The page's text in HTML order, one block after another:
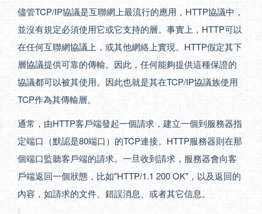
儘管TCP/IP協議是互聯網上最流行的應用，HTTP協議中，
並沒有規定必須使用它或它支持的層。事實上，HTTP可以
在任何互聯網協議上，或其他網絡上實現。HTTP假定其下
層協議提供可靠的傳輸。因此，任何能夠提供這種保證的
協議都可以被其使用。因此也就是其在TCP/IP協議族使用
TCP作為其傳輸層。
通常，由HTTP客戶端發起一個請求，建立一個到服務器指
定端口（默認是80端口）的TCP連接。HTTP服務器則在那
個端口監聽客戶端的請求。一旦收到請求，服務器會向客
戶端返回一個狀態，比如"HTTP/1.1 200 OK"，以及返回的
內容，如請求的文件、錯誤消息、或者其它信息。